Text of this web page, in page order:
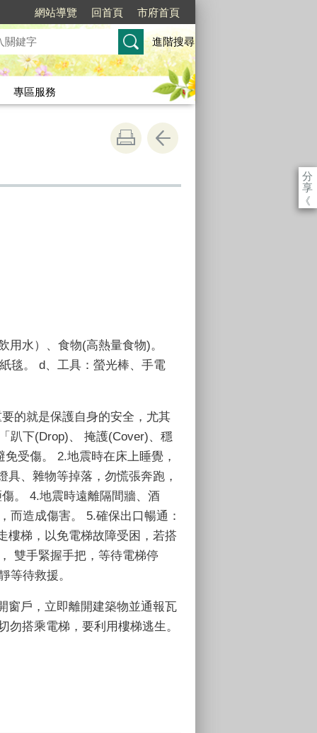
網站導覽 回首頁 市府首頁
進階搜尋
專區服務
分
享
《
用水）、食物(高熱量食物)。
毯。
d、工具：螢光棒、手電
的就是保護自身的安全，尤其
趴下(Drop) 、 掩護(Cover) 、穩
受傷。
2. 地震時在床上睡覺，
、雜物等掉落，勿慌張奔跑，
。
4. 地震時遠離隔間牆、酒
而造成傷害。
5. 確保出口暢通：
樓梯，以免電梯故障受困，若搭
雙手緊握手把，等待電梯停
等待救援。
窗戶，立即離開建築物並通報瓦
勿搭乘電梯，要利用樓梯逃生。